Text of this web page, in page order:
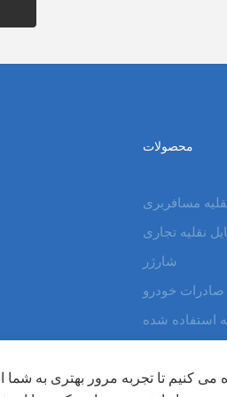
محصولات
مسافربری
نقلیه تجاری
شارژر
صادرات خودرو
استفاده شده
می کنیم تا تجربه مرور بهتری به شما